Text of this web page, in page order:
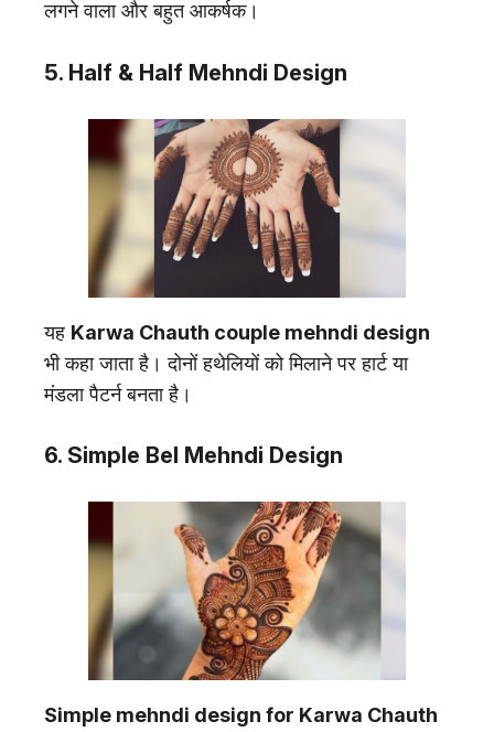
लगने वाला और बहुत आकर्षक।
5. Half & Half Mehndi Design
यह Karwa Chauth couple mehndi design
भी कहा जाता है। दोनों हथेलियों को मिलाने पर हार्ट या
मंडला पैटर्न बनता है।
6. Simple Bel Mehndi Design
Simple mehndi design for Karwa Chauth